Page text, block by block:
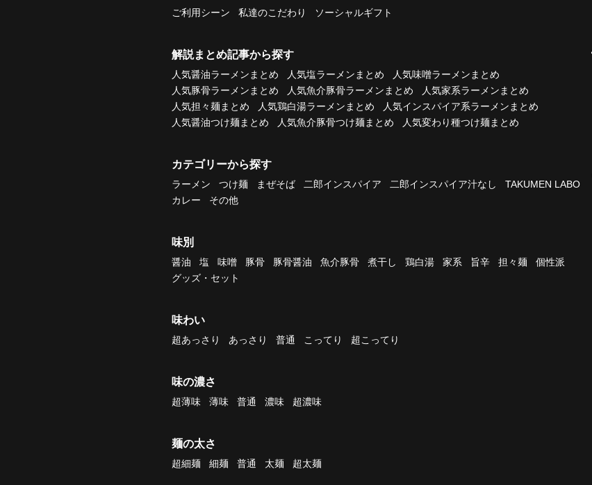
ご利用シーン 私達のこだわり ソーシャルギフト
解説まとめ記事から探す
人気醤油ラーメンまとめ 人気塩ラーメンまとめ
人気味噌ラーメンまとめ
人気豚骨ラーメンまとめ
人気魚介豚骨ラーメンまとめ
人気家系ラーメンまとめ
人気担々麺まとめ
人気鶏白湯ラーメンまとめ
人気インスパイア系ラーメンまとめ
人気醤油つけ麺まとめ
人気魚介豚骨つけ麺まとめ 人気変わり種つけ麺まとめ
カテゴリーから探す
ラーメン つけ麺 まぜそば 二郎インスパイア 二郎インスパイア汁なし
TAKUMEN LABO
カレー
その他
味別
醤油 塩 味噌 豚骨 豚骨醤油 魚介豚骨 煮干し 鶏白湯 家系 旨辛 担々麺
個性派
グッズ・セット
味わい
超あっさり あっさり 普通 こってり 超こってり
味の濃さ
超薄味 薄味 普通 濃味 超濃味
麺の太さ
超細麺 細麺 普通 太麺 超太麺